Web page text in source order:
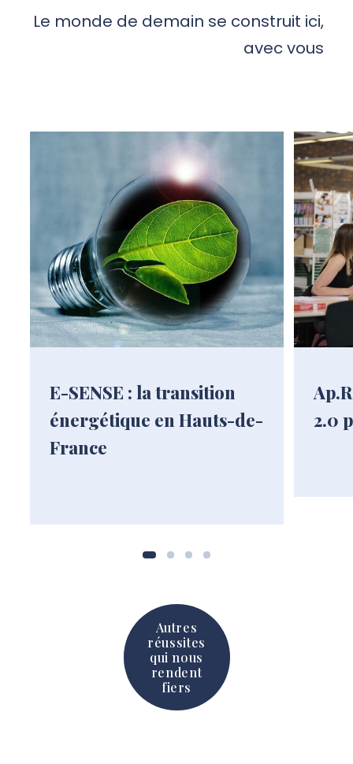
Le monde de demain se construit ici,
avec vous
E-SENSE : la transition
énergétique en Hauts-de-
France
2.0
Autres
réussites
qui nous
rendent
fiers